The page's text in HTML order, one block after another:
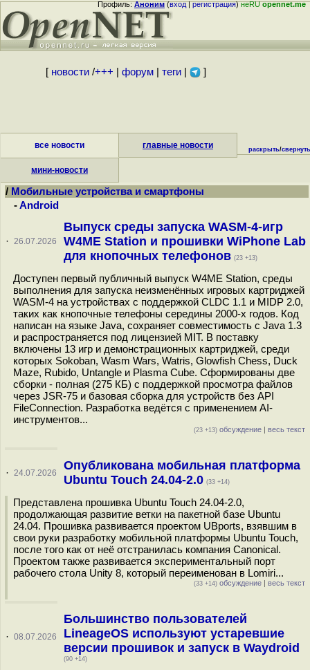
Профиль:Аноним(вход|регистрация)неRUopennet.me
[ новости/+++ форум| теги| ]
все новости главные новости
мини-новости
раскрыть/свернуть
/ Мобильные устройства и смартфоны
-Android
· 26.07.2026
Выпуск среды запуска WASM-4-игр
W4ME Station и прошивки WiPhone Lab
для кнопочных телефонов (23 +13)
Доступен первый публичный выпуск W4ME Station, среды
выполнения для запуска неизменённых игровых картриджей
WASM-4 на устройствах с поддержкой CLDC 1.1 и MIDP 2.0,
таких как кнопочные телефоны середины 2000-х годов. Код
написан на языке Java, сохраняет совместимость с Java 1.3
и распространяется под лицензией MIT. В поставку
включены 13 игр и демонстрационных картриджей, среди
которых Sokoban, Wasm Wars, Watris, Glowfish Chess, Duck
Maze, Rubido, Untangle и Plasma Cube. Сформированы две
сборки - полная (275 КБ) с поддержкой просмотра файлов
через JSR-75 и базовая сборка для устройств без API
FileConnection. Разработка ведётся с применением AI-
инструментов...
(23 +13) обсуждение | весь текст
· 24.07.2026
Опубликована мобильная платформа
Ubuntu Touch 24.04-2.0 (33 +14)
Представлена прошивка Ubuntu Touch 24.04-2.0,
продолжающая развитие ветки на пакетной базе Ubuntu
24.04. Прошивка развивается проектом UBports, взявшим в
свои руки разработку мобильной платформы Ubuntu Touch,
после того как от неё отстранилась компания Canonical.
Проектом также развивается экспериментальный порт
рабочего стола Unity 8, который переименован в Lomiri...
(33 +14) обсуждение | весь текст
· 08.07.2026
Большинство пользователей
LineageOS используют устаревшие
версии прошивок и запуск в Waydroid
(90 +14)